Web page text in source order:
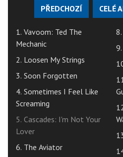
PŘEDCHOZÍ CELÉ
1. Vavoom: Ted The
Mechanic
2. Loosen My Strings
3. Soon Forgotten
4. Sometimes I Feel Like
Screaming
5. Cascades: I'm Not Your
Lover
6. The Aviator